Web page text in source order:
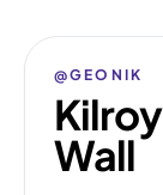
@GEONIK
Wall